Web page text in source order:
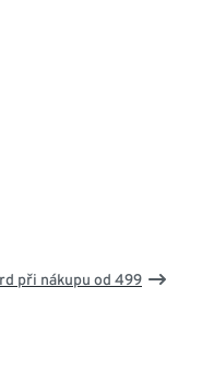
při nákupu od 499